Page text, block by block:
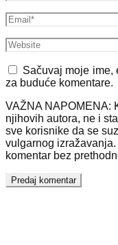
Sačuvaj moje ime,
za buduće komentare.
VAŽNA NAPOMENA:
njihovih autora, ne i
sve korisnike da se
vulgarnog
komentar bez